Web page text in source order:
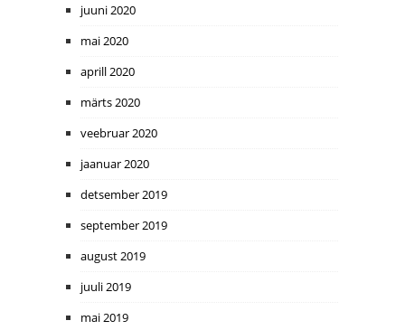
juuni 2020
mai 2020
aprill 2020
märts 2020
veebruar 2020
jaanuar 2020
detsember 2019
september 2019
august 2019
juuli 2019
mai 2019